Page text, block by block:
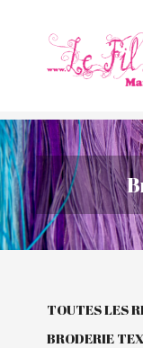
TOUTES LES
BRODERIE